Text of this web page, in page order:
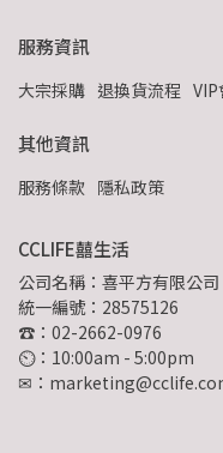
服務資訊
大宗採購 退換貨流程
其他資訊
服務條款 隱私政策
CCLIFE囍生活
公司名稱：喜平方有限公司
統一編號：28575126
☎：02-2662-0976
⏲︎：10:00am - 5:00pm
✉：